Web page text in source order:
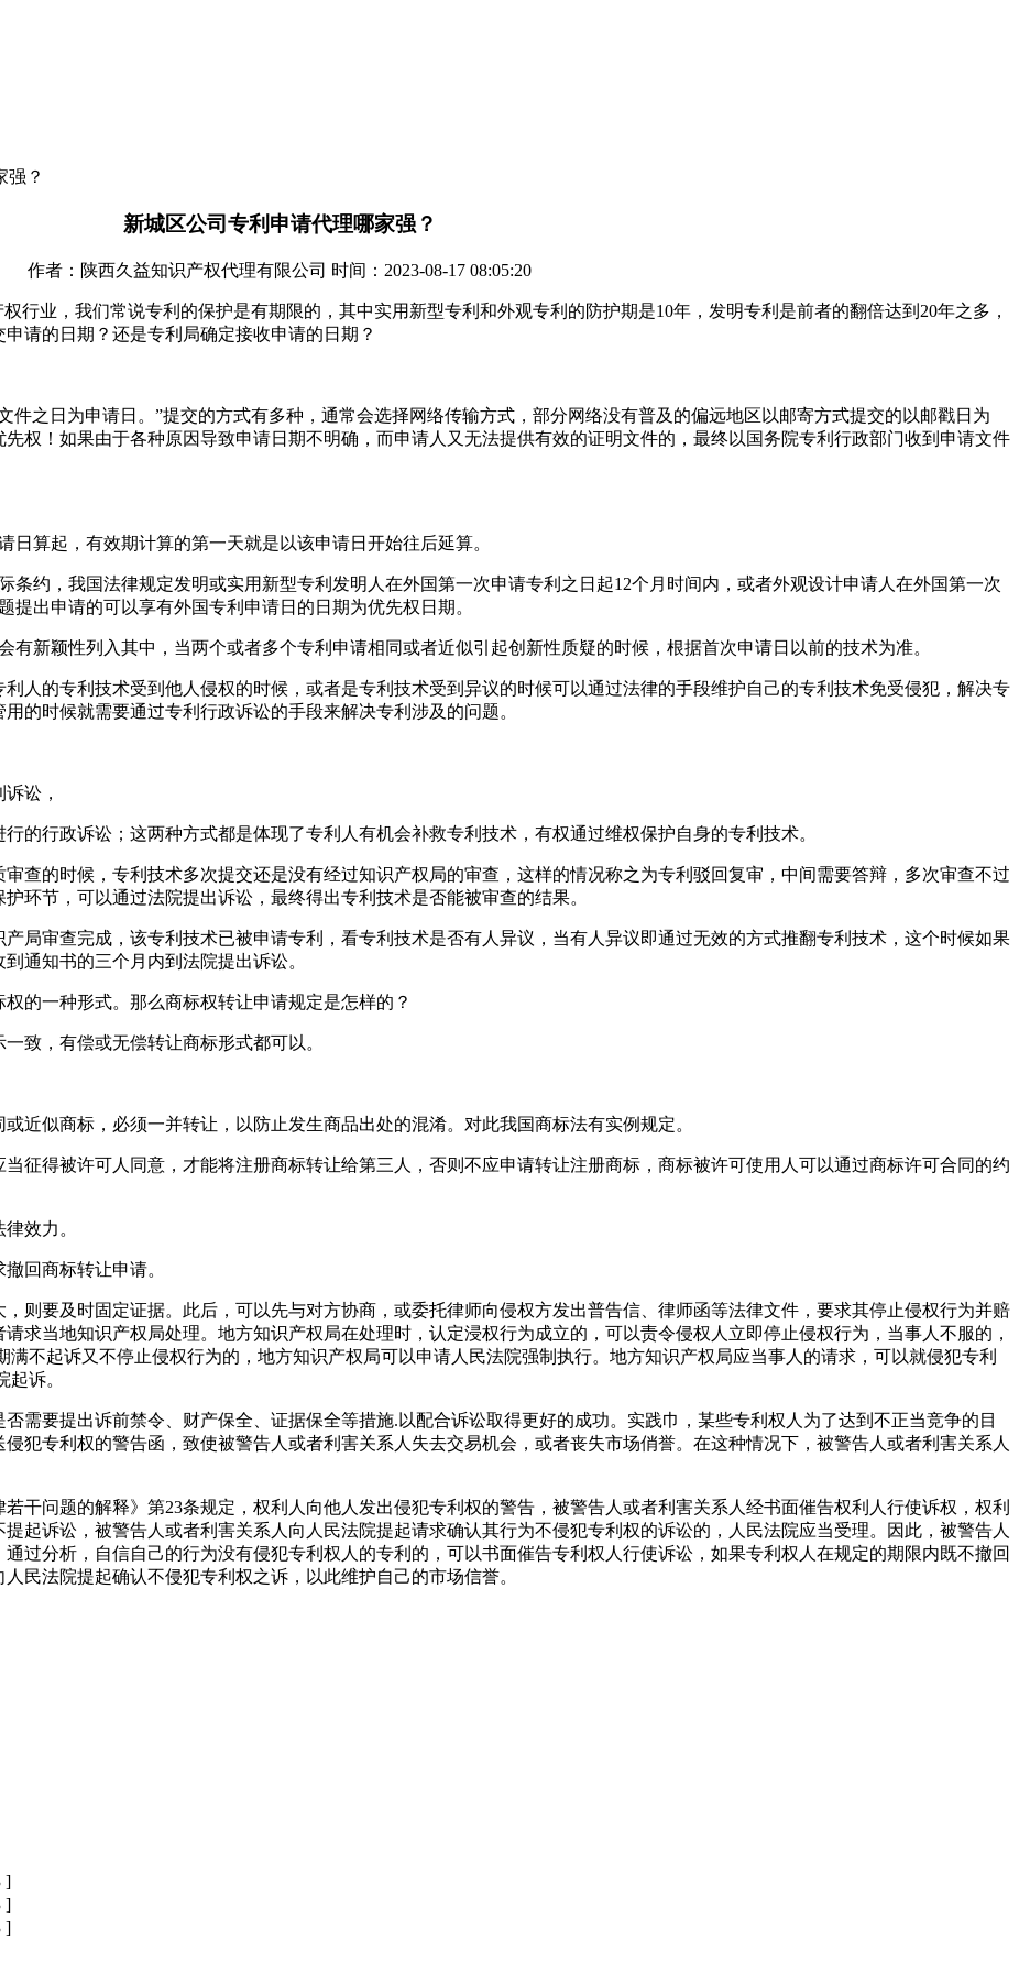
强？
新城区公司专利申请代理哪家强？
作者：陕西久益知识产权代理有限公司 时间：2023-08-17 08:05:20
行业，我们常说专利的保护是有期限的，其中实用新型专利和外观专利的防护期是10年，发明专利是前者的翻倍达到20年之多，
请的日期？还是专利局确定接收申请的日期？
件之日为申请日。”提交的方式有多种，通常会选择网络传输方式，部分网络没有普及的偏远地区以邮寄方式提交的以邮戳日为
权！如果由于各种原因导致申请日期不明确，而申请人又无法提供有效的证明文件的，最终以国务院专利行政部门收到申请文件
算起，有效期计算的第一天就是以该申请日开始往后延算。
条约，我国法律规定发明或实用新型专利发明人在外国第一次申请专利之日起12个月时间内，或者外观设计申请人在外国第一次
出申请的可以享有外国专利申请日的日期为优先权日期。
新颖性列入其中，当两个或者多个专利申请相同或者近似引起创新性质疑的时候，根据首次申请日以前的技术为准。
人的专利技术受到他人侵权的时候，或者是专利技术受到异议的时候可以通过法律的手段维护自己的专利技术免受侵犯，解决专
的时候就需要通过专利行政诉讼的手段来解决专利涉及的问题。
讼，
的行政诉讼；这两种方式都是体现了专利人有机会补救专利技术，有权通过维权保护自身的专利技术。
查的时候，专利技术多次提交还是没有经过知识产权局的审查，这样的情况称之为专利驳回复审，中间需要答辩，多次审查不过
环节，可以通过法院提出诉讼，最终得出专利技术是否能被审查的结果。
局审查完成，该专利技术已被申请专利，看专利技术是否有人异议，当有人异议即通过无效的方式推翻专利技术，这个时候如果
通知书的三个月内到法院提出诉讼。
的一种形式。那么商标权转让申请规定是怎样的？
致，有偿或无偿转让商标形式都可以。
近似商标，必须一并转让，以防止发生商品出处的混淆。对此我国商标法有实例规定。
征得被许可人同意，才能将注册商标转让给第三人，否则不应申请转让注册商标，商标被许可使用人可以通过商标许可合同的约
效力。
回商标转让申请。
则要及时固定证据。此后，可以先与对方协商，或委托律师向侵权方发出普告信、律师函等法律文件，要求其停止侵权行为并赔
求当地知识产权局处理。地方知识产权局在处理时，认定浸权行为成立的，可以责令侵权人立即停止侵权行为，当事人不服的，
不起诉又不停止侵权行为的，地方知识产权局可以申请人民法院强制执行。地方知识产权局应当事人的请求，可以就侵犯专利
诉。
需要提出诉前禁令、财产保全、证据保全等措施.以配合诉讼取得更好的成功。实践巾，某些专利权人为了达到不正当竞争的目
犯专利权的警告函，致使被警告人或者利害关系人失去交易机会，或者丧失市场俏誉。在这种情况下，被警告人或者利害关系人
干问题的解释》第23条规定，权利人向他人发出侵犯专利权的警告，被警告人或者利害关系人经书面催告权利人行使诉权，权利
起诉讼，被警告人或者利害关系人向人民法院提起请求确认其行为不侵犯专利权的诉讼的，人民法院应当受理。因此，被警告人
过分析，自信自己的行为没有侵犯专利权人的专利的，可以书面催告专利权人行使诉讼，如果专利权人在规定的期限内既不撤回
民法院提起确认不侵犯专利权之诉，以此维护自己的市场信誉。
]
]
]